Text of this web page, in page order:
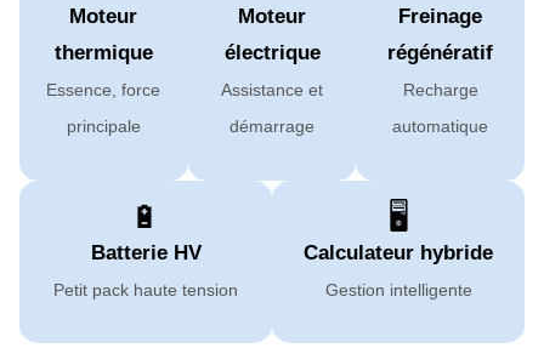
Moteur
thermique
Essence, force
principale
Moteur
électrique
Assistance et
démarrage
Freinage
régénératif
Recharge
automatique
🔋
Batterie HV
Petit pack haute tension
🖥️
Calculateur hybride
Gestion intelligente